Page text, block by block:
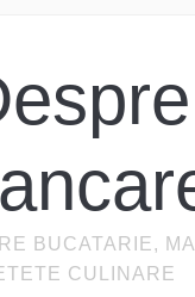
BUCATARIE,
CULINARE